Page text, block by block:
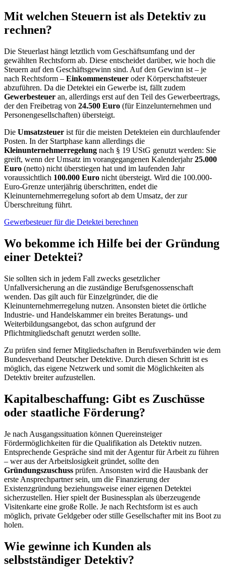
Mit welchen Steuern ist als Detektiv zu
rechnen?
Die Steuerlast hängt letztlich vom Geschäftsumfang und der
gewählten Rechtsform ab. Diese entscheidet darüber, wie hoch die
Steuern auf den Geschäftsgewinn sind. Auf den Gewinn ist – je
nach Rechtsform – Einkommensteuer oder Körperschaftsteuer
abzuführen. Da die Detektei ein Gewerbe ist, fällt zudem
Gewerbesteuer an, allerdings erst auf den Teil des Gewerbeertrags,
der den Freibetrag von 24.500 Euro (für Einzelunternehmen und
Personengesellschaften) übersteigt.
Die Umsatzsteuer ist für die meisten Detekteien ein durchlaufender
Posten. In der Startphase kann allerdings die
Kleinunternehmerregelung nach § 19 UStG genutzt werden: Sie
greift, wenn der Umsatz im vorangegangenen Kalenderjahr25.000
Euro (netto) nicht überstiegen hat und im laufenden Jahr
voraussichtlich 100.000 Euro nicht übersteigt. Wird die 100.000-
Euro-Grenze unterjährig überschritten, endet die
Kleinunternehmerregelung sofort ab dem Umsatz, der zur
Überschreitung führt.
Gewerbesteuer für die Detektei berechnen
Wo bekomme ich Hilfe bei der Gründung
einer Detektei?
Sie sollten sich in jedem Fall zwecks gesetzlicher
Unfallversicherung an die zuständige Berufsgenossenschaft
wenden. Das gilt auch für Einzelgründer, die die
Kleinunternehmerregelung nutzen. Ansonsten bietet die örtliche
Industrie- und Handelskammer ein breites Beratungs- und
Weiterbildungsangebot, das schon aufgrund der
Pflichtmitgliedschaft genutzt werden sollte.
Zu prüfen sind ferner Mitgliedschaften in Berufsverbänden wie dem
Bundesverband Deutscher Detektive. Durch diesen Schritt ist es
möglich, das eigene Netzwerk und somit die Möglichkeiten als
Detektiv breiter aufzustellen.
Kapitalbeschaffung: Gibt es Zuschüsse
oder staatliche Förderung?
Je nach Ausgangssituation können Quereinsteiger
Fördermöglichkeiten für die Qualifikation als Detektiv nutzen.
Entsprechende Gespräche sind mit der Agentur für Arbeit zu führen
– wer aus der Arbeitslosigkeit gründet, sollte den
Gründungszuschuss prüfen. Ansonsten wird die Hausbank der
erste Ansprechpartner sein, um die Finanzierung der
Existenzgründung beziehungsweise einer eigenen Detektei
sicherzustellen. Hier spielt der Businessplan als überzeugende
Visitenkarte eine große Rolle. Je nach Rechtsform ist es auch
möglich, private Geldgeber oder stille Gesellschafter mit ins Boot zu
holen.
Wie gewinne ich Kunden als
selbstständiger Detektiv?